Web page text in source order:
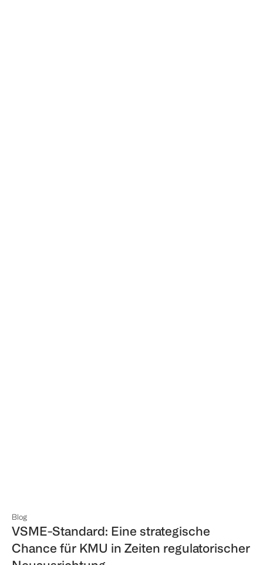
Blog
VSME-Standard: Eine strategische
Chance für KMU in Zeiten regulatorischer